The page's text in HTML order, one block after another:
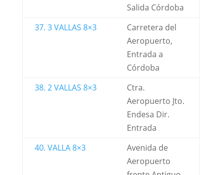
Salida Córdoba
37. 3 VALLAS 8×3
Carretera del
Aeropuerto,
Entrada a
Córdoba
38. 2 VALLAS 8×3
Ctra.
Aeropuerto Jto.
Endesa Dir.
Entrada
40. VALLA 8×3
Avenida de
Aeropuerto